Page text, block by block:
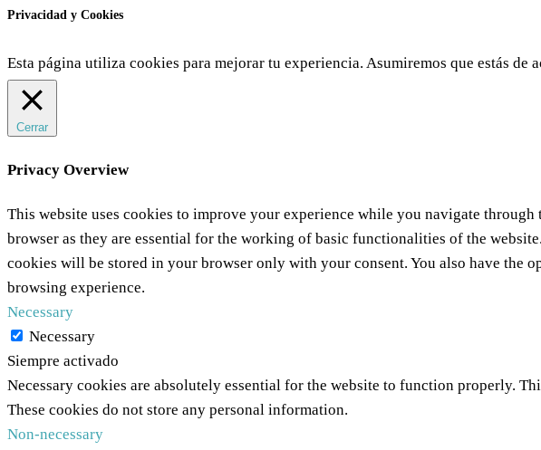
Privacidad y Cookies
Esta página utiliza cookies para mejorar tu experiencia. Asumiremos que estás de
Cerrar
Privacy Overview
This website uses cookies to improve your experience while you navigate
browser as they are essential for the working of basic functionalities of the
cookies will be stored in your browser only with your consent. You also have the
browsing experience.
Necessary
Necessary
Siempre activado
Necessary cookies are absolutely essential for the website to function properly.
These cookies do not store any personal information.
Non-necessary